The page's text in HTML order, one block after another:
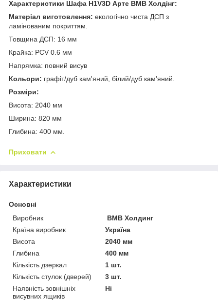
Характеристики Шафа H1V3D Арте ВМВ Холдінг:
Матеріал виготовлення: екологічно чиста ДСП з
ламінованим покриттям.
Товщина ДСП: 16 мм
Крайка: PCV 0.6 мм
Напрямка: повний висув
Кольори: графіт/дуб кам'яний, білий/дуб кам'яний.
Розміри:
Висота: 2040 мм
Ширина: 820 мм
Глибина: 400 мм.
Приховати
Характеристики
Основні
Виробник
ВМВ Холдинг
Країна виробник
Україна
Висота
2040 мм
Глибина
400 мм
Кількість дзеркал
1 шт.
Кількість стулок (дверей)
3 шт.
Наявність зовнішніх
висувних ящиків
Ні